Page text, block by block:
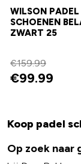
WILSON PADEL
SCHOENEN
ZWART 25
€159.99
€99.99
Koop padel
Op zoek naar